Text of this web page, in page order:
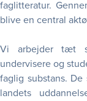
faglitteratur.
blive en central
Vi arbejder tæt
undervisere og
faglig substans.
landets